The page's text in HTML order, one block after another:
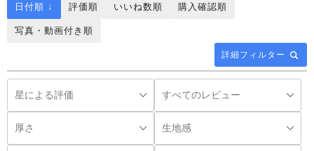
詳細フィルター
日付順 ↓ 評価順 いいね数順 購入確認順
写真・動画付き順